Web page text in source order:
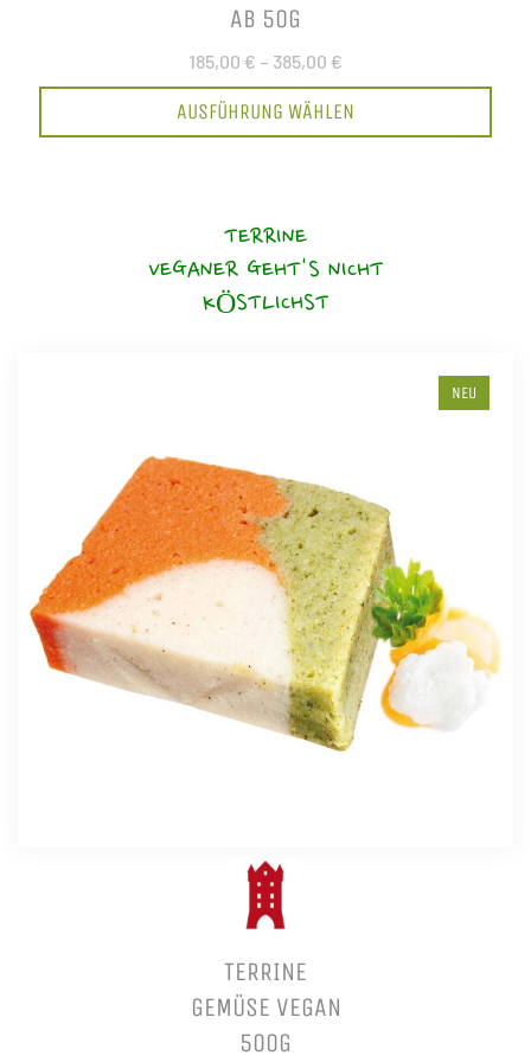
AB 50G
185,00 € – 385,00 €
AUSFÜHRUNG WÄHLEN
TERRINE
VEGANER GEHT'S NICHT
KÖSTLICHST
NEU
TERRINE
GEMÜSE VEGAN
500G